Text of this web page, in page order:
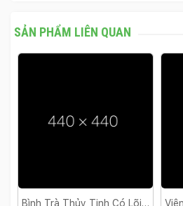
SẢN PHẨM LIÊN QUAN
Viên Tẩy Lồng Máy Giặt